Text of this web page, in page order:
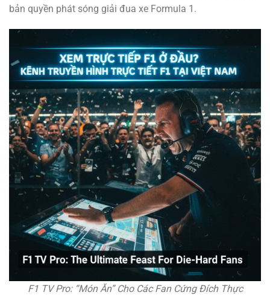
bản quyền phát sóng giải đua xe Formula 1.
F1 TV Pro: “Món Ăn” Cho Các Fan Cứng Đích Thực